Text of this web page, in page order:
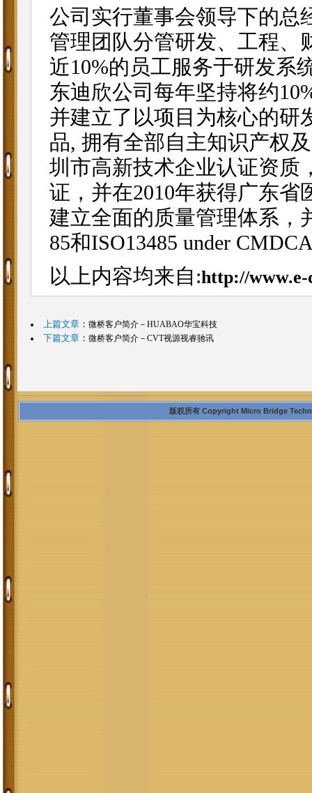
公司实行董事会领导下的总
管理团队分管研发、工程、
近10%的员工服务于研发系
东迪欣公司每年坚持将约
并建立了以项目为核心的研
品, 拥有全部自主知识产权
圳市高新技术企业认证资质
证，并在2010年获得广东
建立全面的质量管理体系，
85和ISO13485 under
以上内容均来自:http://
上篇文章： 微桥客户简介－HUABAO华宝科技
下篇文章： 微桥客户简介－CVT视源视睿驰讯
版权所有 Copyright Micro Bridge